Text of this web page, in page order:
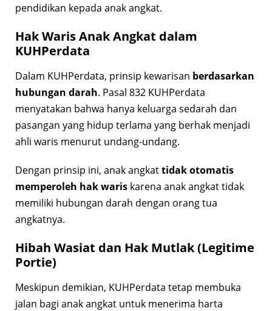
pendidikan kepada anak angkat.
Hak Waris Anak Angkat dalam
KUHPerdata
Dalam KUHPerdata, prinsip kewarisan berdasarkan
hubungan darah. Pasal 832 KUHPerdata
menyatakan bahwa hanya keluarga sedarah dan
pasangan yang hidup terlama yang berhak menjadi
ahli waris menurut undang-undang.
Dengan prinsip ini, anak angkattidak otomatis
memperoleh hak waris karena anak angkat tidak
memiliki hubungan darah dengan orang tua
angkatnya.
Hibah Wasiat dan Hak Mutlak (Legitime
Portie)
Meskipun demikian, KUHPerdata tetap membuka
jalan bagi anak angkat untuk menerima harta